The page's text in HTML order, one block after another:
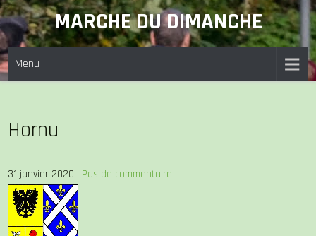
Skip
to
content
MARCHE DU DIMANCHE
Menu
Hornu
31 janvier 2020 | Pas de commentaire